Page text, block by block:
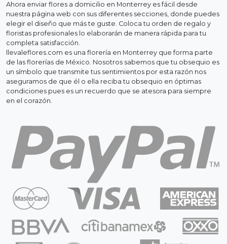
Ahora enviar flores a domicilio en Monterrey es fácil desde
nuestra página web con sus diferentes secciones, donde puedes
elegir el diseño que más te guste. Coloca tu orden de regalo y
floristas profesionales lo elaborarán de manera rápida para tu
completa satisfacción.
llevaleflores.com es una florería en Monterrey que forma parte
de las florerías de México. Nosotros sabemos que tu obsequio es
un símbolo que transmite tus sentimientos por esta razón nos
aseguramos de que él o ella reciba tu obsequio en óptimas
condiciones pues es un recuerdo que se atesora para siempre
en el corazón.